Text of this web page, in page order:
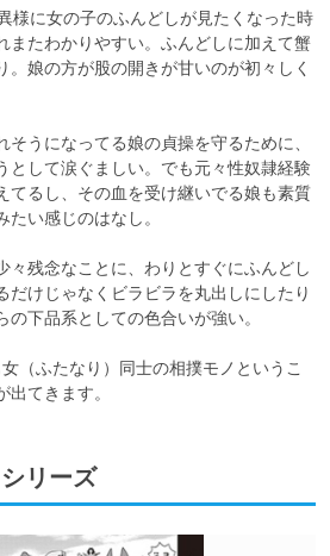
様に女の子のふんどしが見たくなった時
またわかりやすい。ふんどしに加えて蟹
。娘の方が股の開きが甘いのが初々しく
うになってる娘の貞操を守るために、
として涙ぐましい。でも元々性奴隷経験
てるし、その血を受け継いでる娘も素質
い感じのはなし。
残念なことに、わりとすぐにふんどし
だけじゃなくビラビラを丸出しにしたり
下品系としての色合いが強い。
（ふたなり）同士の相撲モノというこ
てきます。
リーズ